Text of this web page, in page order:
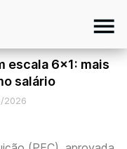
escala 6x1: mais
salário
2026